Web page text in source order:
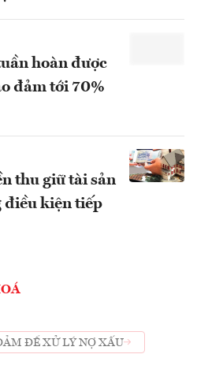
hoàn được
đảm tới 70%
thu giữ tài sản
điều kiện tiếp
ĐỂ XỬ LÝ NỢ XẤU